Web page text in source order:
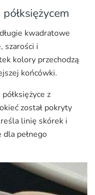
kwadratowe
szarości i
kolory przechodzą
końcówki.
z
został pokryty
linię skórek i
pełnego